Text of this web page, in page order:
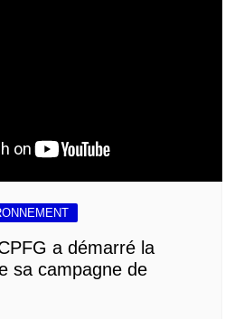
a démarré la
sa campagne de